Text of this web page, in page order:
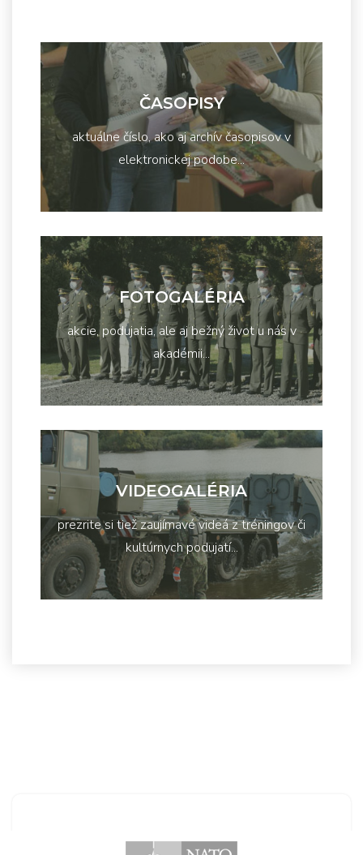
ČASOPISY
aktuálne číslo, ako aj archív časopisov v
elektronickej podobe...
FOTOGALÉRIA
akcie, podujatia, ale aj bežný život u nás v
akadémii...
VIDEOGALÉRIA
prezrite si tiež zaujímavé videá z tréningov či
kultúrnych podujatí...